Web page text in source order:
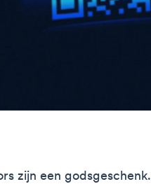
zijn een